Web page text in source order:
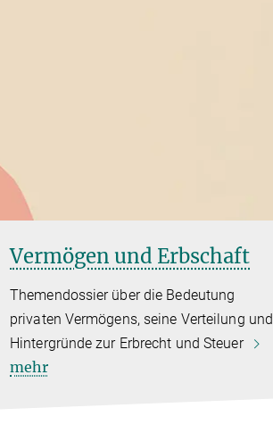
Vermögen und Erbschaft
Themendossier über die Bedeutung
privaten Vermögens, seine Verteilung und
Hintergründe zur Erbrecht und Steuer
mehr